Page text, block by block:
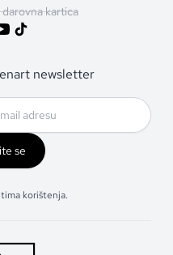
kartica
newsletter
se
korištenja.